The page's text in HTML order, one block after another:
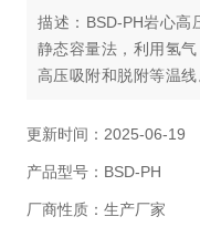
描述：BSD-PH岩心高
静态容量法，利用氢
高压吸附和脱附等温
品与吸附气体达到平衡
更新时间：2025-06-19
产品型号：BSD-PH
厂商性质：生产厂家